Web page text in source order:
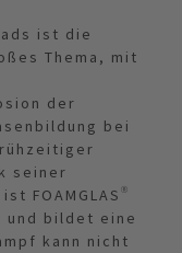
ist die
Thema, mit
der
bei
seiner
FOAMGLAS®
und bildet eine
kann nicht